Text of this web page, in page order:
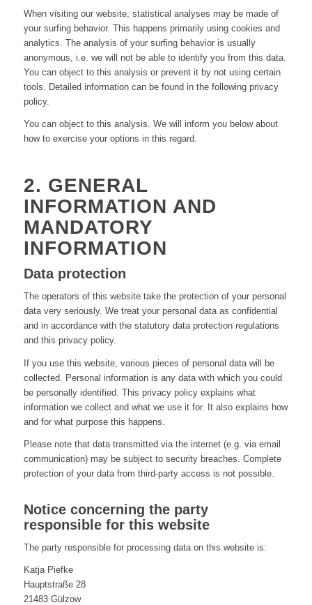
When visiting our website, statistical analyses may be made of
your surfing behavior. This happens primarily using cookies and
analytics. The analysis of your surfing behavior is usually
anonymous, i.e. we will not be able to identify you from this data.
You can object to this analysis or prevent it by not using certain
tools. Detailed information can be found in the following privacy
policy.
You can object to this analysis. We will inform you below about
how to exercise your options in this regard.
2. GENERAL
INFORMATION AND
MANDATORY
INFORMATION
Data protection
The operators of this website take the protection of your personal
data very seriously. We treat your personal data as confidential
and in accordance with the statutory data protection regulations
and this privacy policy.
If you use this website, various pieces of personal data will be
collected. Personal information is any data with which you could
be personally identified. This privacy policy explains what
information we collect and what we use it for. It also explains how
and for what purpose this happens.
Please note that data transmitted via the internet (e.g. via email
communication) may be subject to security breaches. Complete
protection of your data from third-party access is not possible.
Notice concerning the party
responsible for this website
The party responsible for processing data on this website is:
Katja Piefke
Hauptstraße 28
21483 Gülzow